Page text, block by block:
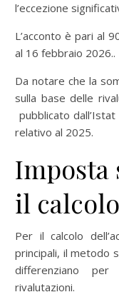
l’eccezione
L’acconto è pari al
al 16 febbraio 2026..
Da notare che la
sulla base delle
pubblicato
relativo al 2025.
Imposta
il
Per il calcolo
principali, il metodo
differenziano
rivalutazioni.